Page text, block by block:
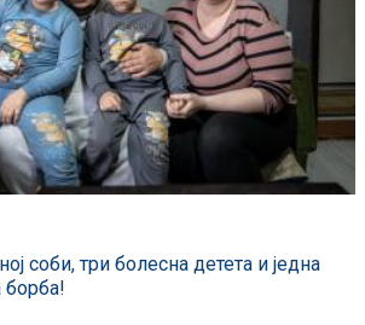
соби, три болесна детета и једна
борба!